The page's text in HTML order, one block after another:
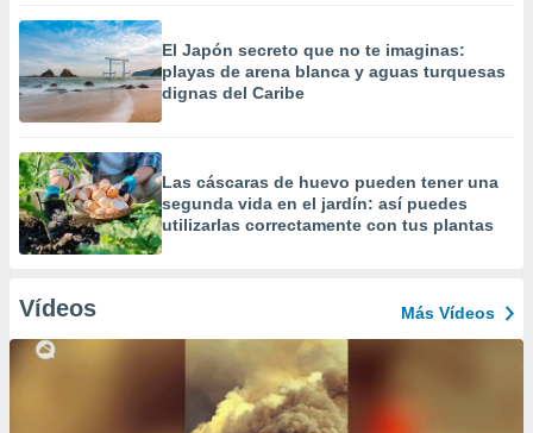
El Japón secreto que no te imaginas:
playas de arena blanca y aguas turquesas
dignas del Caribe
Las cáscaras de huevo pueden tener una
segunda vida en el jardín: así puedes
utilizarlas correctamente con tus plantas
Vídeos Más Vídeos